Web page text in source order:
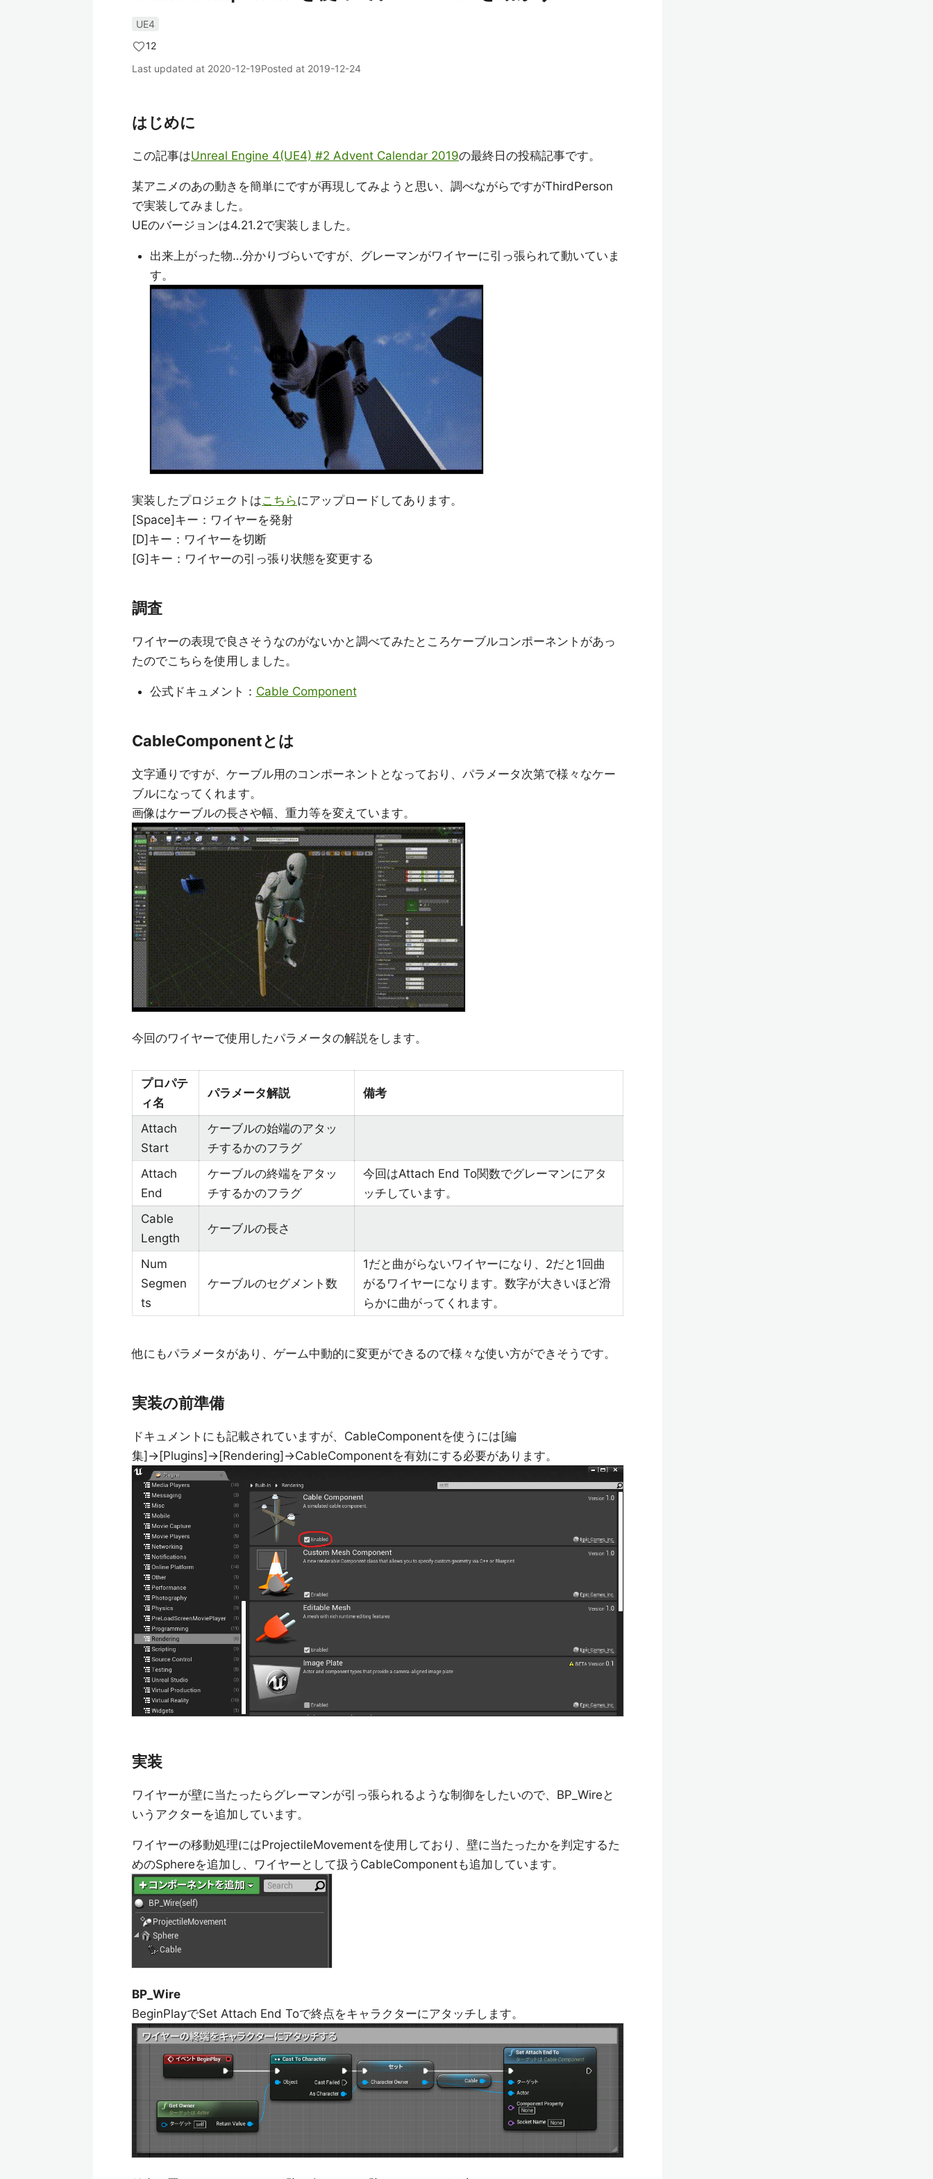
UE4
12
Last updated at 2020-12-19Posted at 2019-12-24
はじめに
この記事はUnreal Engine 4(UE4) #2 Advent Calendar 2019の最終日の投稿記事です。
某アニメのあの動きを簡単にですが再現してみようと思い、調べながらですがThirdPerson
で実装してみました。
UEのバージョンは4.21.2で実装しました。
出来上がった物…分かりづらいですが、グレーマンがワイヤーに引っ張られて動いていま
す。
実装したプロジェクトはこちらにアップロードしてあります。
[Space]キー：ワイヤーを発射
[D]キー：ワイヤーを切断
[G]キー：ワイヤーの引っ張り状態を変更する
調査
ワイヤーの表現で良さそうなのがないかと調べてみたところケーブルコンポーネントがあっ
たのでこちらを使用しました。
公式ドキュメント： Cable Component
CableComponentとは
文字通りですが、ケーブル用のコンポーネントとなっており、パラメータ次第で様々なケー
ブルになってくれます。
画像はケーブルの長さや幅、重力等を変えています。
今回のワイヤーで使用したパラメータの解説をします。
プロパテ
ィ名
パラメータ解説 備考
Attach
Start
ケーブルの始端のアタッ
チするかのフラグ
Attach
End
ケーブルの終端をアタッ
チするかのフラグ
今回はAttach End To関数でグレーマンにアタ
ッチしています。
Cable
Length
ケーブルの長さ
Num
Segmen
ts
ケーブルのセグメント数
1だと曲がらないワイヤーになり、2だと1回曲
がるワイヤーになります。数字が大きいほど滑
らかに曲がってくれます。
他にもパラメータがあり、ゲーム中動的に変更ができるので様々な使い方ができそうです。
実装の前準備
ドキュメントにも記載されていますが、CableComponentを使うには[編
集]→[Plugins]→[Rendering]→CableComponentを有効にする必要があります。
実装
ワイヤーが壁に当たったらグレーマンが引っ張られるような制御をしたいので、BP_Wireと
いうアクターを追加しています。
ワイヤーの移動処理にはProjectileMovementを使用しており、壁に当たったかを判定するた
めのSphereを追加し、ワイヤーとして扱うCableComponentも追加しています。
BP_Wire
BeginPlayでSet Attach End Toで終点をキャラクターにアタッチします。